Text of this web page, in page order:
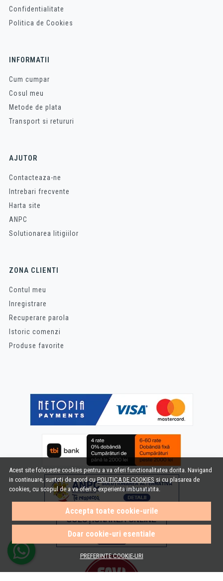
Acest site foloseste cookies pentru a va oferi functionalitatea dorita. Navigand
in continuare, sunteti de acord cuPOLITICA DE COOKIES si cu plasarea de
cookies, cu scopul de a va oferi o experienta imbunatatita.
Accepta toate cookie-urile
Doar cookie-uri esentiale
PREFERINTE COOKIE-URI
Confidentialitate
Politica de Cookies
INFORMATII
Cum cumpar
Cosul meu
Metode de plata
Transport si retururi
AJUTOR
Contacteaza-ne
Intrebari frecvente
Harta site
ANPC
Solutionarea litigiilor
ZONA CLIENTI
Contul meu
Inregistrare
Recuperare parola
Istoric comenzi
Produse favorite